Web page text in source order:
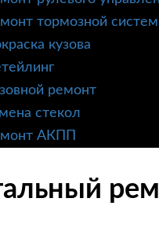
тормозной
кузова
ремонт
стекол
АКПП